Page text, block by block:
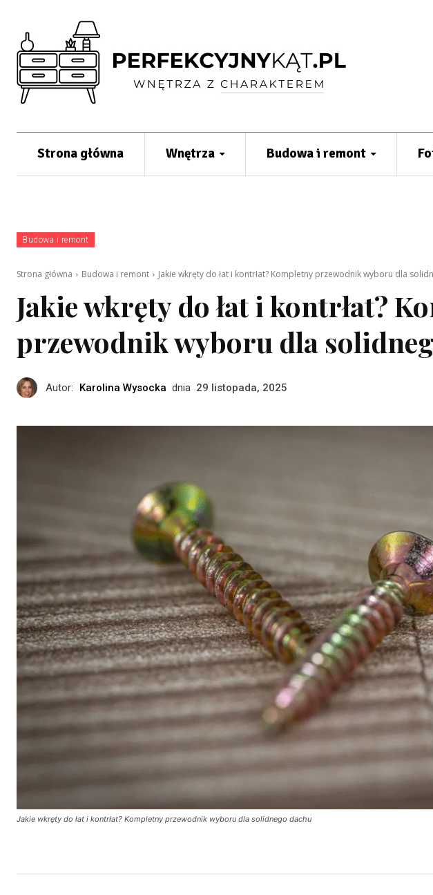
Strona główna Wnętrza Budowa i remont
Budowa i remont
Strona główna Budowa i remont Jakie wkręty do łat i kontrłat? Kompletny przewodnik wyboru dla
Jakie wkręty do łat i kontrłat?
przewodnik wyboru dla
Autor: Karolina Wysocka dnia 29 listopada, 2025
Jakie wkręty do łat i kontrłat? Kompletny przewodnik wyboru dla solidnego dachu